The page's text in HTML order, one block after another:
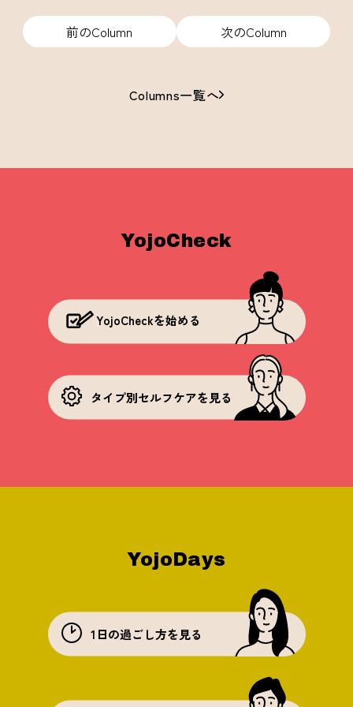
前のColumn 次のColumn
Columns一覧へ
YojoCheck
YojoCheckを始める
タイプ別セルフケアを見る
YojoDays
1日の過ごし方を見る